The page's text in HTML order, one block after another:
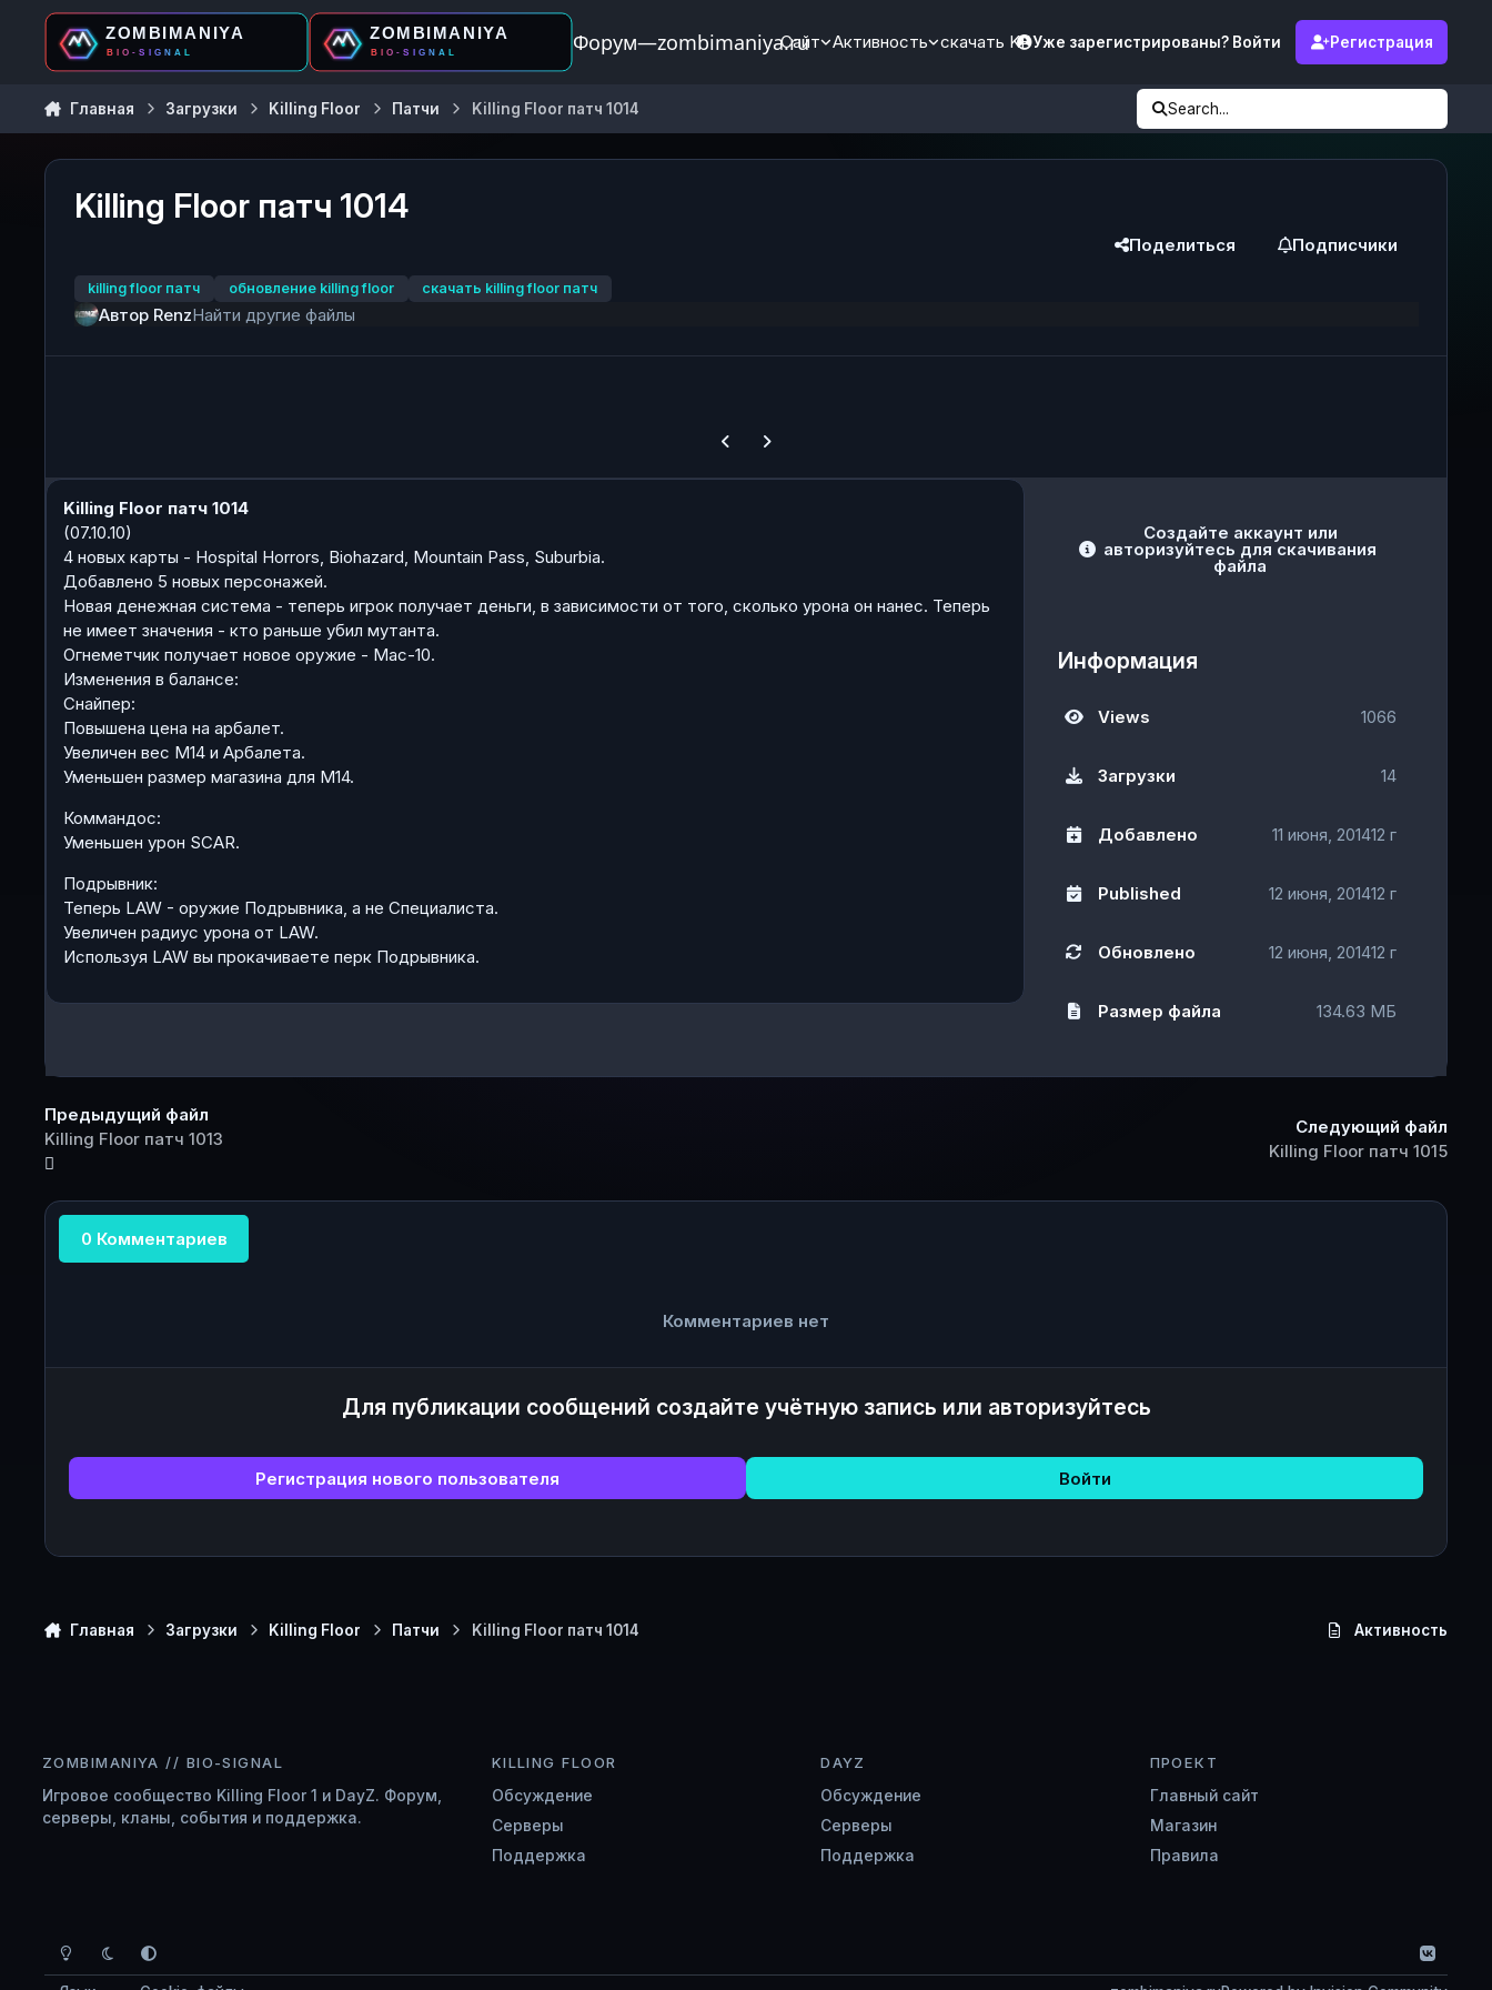
Перейти к содержанию
Форум—zombimaniya.ru
Сайт Активность скачать KFУже зарегистрированы? Войти Регистрация
Главная Загрузки Killing Floor Патчи Killing Floor патч 1014 Search...
Killing Floor патч 1014
killing floor патч обновление killing floor скачать killing floor патч
Поделиться Подписчики
Автор RenzНайти другие файлы
Previous carousel slide
Next carousel slide
Killing Floor патч 1014
(07.10.10)
4 новых карты - Hospital Horrors, Biohazard, Mountain Pass, Suburbia.
Добавлено 5 новых персонажей.
Новая денежная система - теперь игрок получает деньги, в зависимости от того, сколько урона он нанес. Теперь
не имеет значения - кто раньше убил мутанта.
Огнеметчик получает новое оружие - Mac-10.
Изменения в балансе:
Снайпер:
Повышена цена на арбалет.
Увеличен вес M14 и Арбалета.
Уменьшен размер магазина для M14.
Коммандос:
Уменьшен урон SCAR.
Подрывник:
Теперь LAW - оружие Подрывника, а не Специалиста.
Увеличен радиус урона от LAW.
Используя LAW вы прокачиваете перк Подрывника.
Создайте аккаунт или
авторизуйтесь для скачивания
файла
Информация
Views 1066
Загрузки 14
Добавлено 11 июня, 201412 г
Published 12 июня, 201412 г
Обновлено 12 июня, 201412 г
Размер файла 134.63 МБ
Предыдущий файл
Killing Floor патч 1013
Следующий файл
Killing Floor патч 1015
0 Комментариев
Комментариев нет
Для публикации сообщений создайте учётную запись или авторизуйтесь
Регистрация нового пользователя Войти
Главная Загрузки Killing Floor Патчи Killing Floor патч 1014 Активность
ZOMBIMANIYA // BIO-SIGNAL
Игровое сообщество Killing Floor 1 и DayZ. Форум,
серверы, кланы, события и поддержка.
KILLING FLOOR
Обсуждение
Серверы
Поддержка
DAYZ
Обсуждение
Серверы
Поддержка
ПРОЕКТ
Главный сайт
Магазин
Правила
Light ModeDark ModeSystem Preference
k